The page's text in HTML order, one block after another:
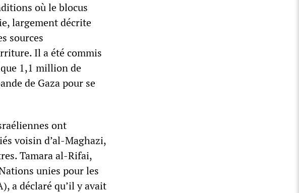
où le blocus
largement décrite
sources
Il a été commis
1,1 million de
de Gaza pour se
ont
voisin d’al-Maghazi,
Tamara al-Rifai,
unies pour les
a déclaré qu’il y avait